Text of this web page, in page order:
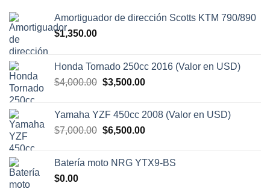
Amortiguador de dirección Scotts KTM 790/890
$1,350.00
Honda Tornado 250cc 2016 (Valor en USD)
$4,000.00 El
era:
$4,000.00.
$3,500.00El
es:
$3,500.00.
Yamaha YZF 450cc 2008 (Valor en USD)
$7,000.00 El
era:
$6,500.00El
es:
Batería moto NRG YTX9-BS
$0.00